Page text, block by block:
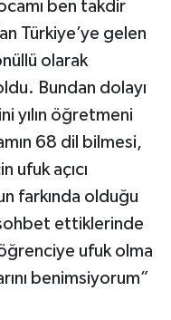
ben takdir
Türkiye’ye gelen
olarak
Bundan dolayı
yılın öğretmeni
68 dil bilmesi,
ufuk açıcı
farkında olduğu
ettiklerinde
ufuk olma
benimsiyorum”